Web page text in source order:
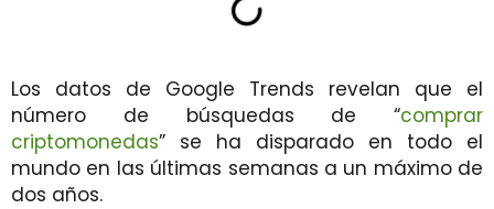
Los datos de Google Trends revelan que el
número de búsquedas de “comprar
criptomonedas” se ha disparado en todo el
mundo en las últimas semanas a un máximo de
dos años.